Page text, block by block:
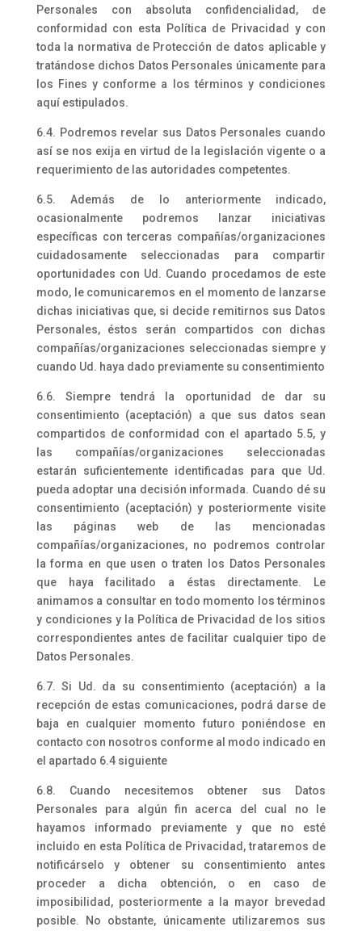
Personales con absoluta confidencialidad, de
conformidad con esta Política de Privacidad y con
toda la normativa de Protección de datos aplicable y
tratándose dichos Datos Personales únicamente para
los Fines y conforme a los términos y condiciones
aquí estipulados.
6.4. Podremos revelar sus Datos Personales cuando
así se nos exija en virtud de la legislación vigente o a
requerimiento de las autoridades competentes.
6.5. Además de lo anteriormente indicado,
ocasionalmente podremos lanzar iniciativas
específicas con terceras compañías/organizaciones
cuidadosamente seleccionadas para compartir
oportunidades con Ud. Cuando procedamos de este
modo, le comunicaremos en el momento de lanzarse
dichas iniciativas que, si decide remitirnos sus Datos
Personales, éstos serán compartidos con dichas
compañías/organizaciones seleccionadas siempre y
cuando Ud. haya dado previamente su consentimiento
6.6. Siempre tendrá la oportunidad de dar su
consentimiento (aceptación) a que sus datos sean
compartidos de conformidad con el apartado 5.5, y
las compañías/organizaciones seleccionadas
estarán suficientemente identificadas para que Ud.
pueda adoptar una decisión informada. Cuando dé su
consentimiento (aceptación) y posteriormente visite
las páginas web de las mencionadas
compañías/organizaciones, no podremos controlar
la forma en que usen o traten los Datos Personales
que haya facilitado a éstas directamente. Le
animamos a consultar en todo momento los términos
y condiciones y la Política de Privacidad de los sitios
correspondientes antes de facilitar cualquier tipo de
Datos Personales.
6.7. Si Ud. da su consentimiento (aceptación) a la
recepción de estas comunicaciones, podrá darse de
baja en cualquier momento futuro poniéndose en
contacto con nosotros conforme al modo indicado en
el apartado 6.4 siguiente
6.8. Cuando necesitemos obtener sus Datos
Personales para algún fin acerca del cual no le
hayamos informado previamente y que no esté
incluido en esta Política de Privacidad, trataremos de
notificárselo y obtener su consentimiento antes
proceder a dicha obtención, o en caso de
imposibilidad, posteriormente a la mayor brevedad
posible. No obstante, únicamente utilizaremos sus